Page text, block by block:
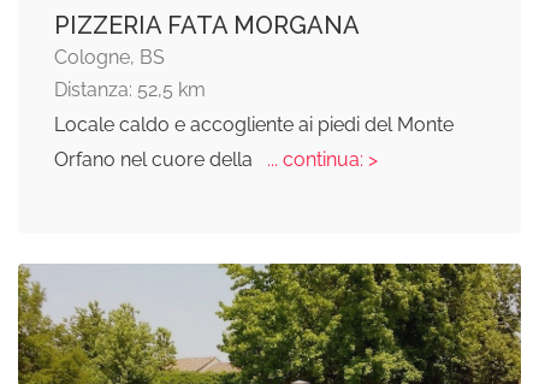
PIZZERIA FATA MORGANA
Cologne, BS
Distanza: 52,5 km
Locale caldo e accogliente ai piedi del Monte
Orfano nel cuore della
... continua: >